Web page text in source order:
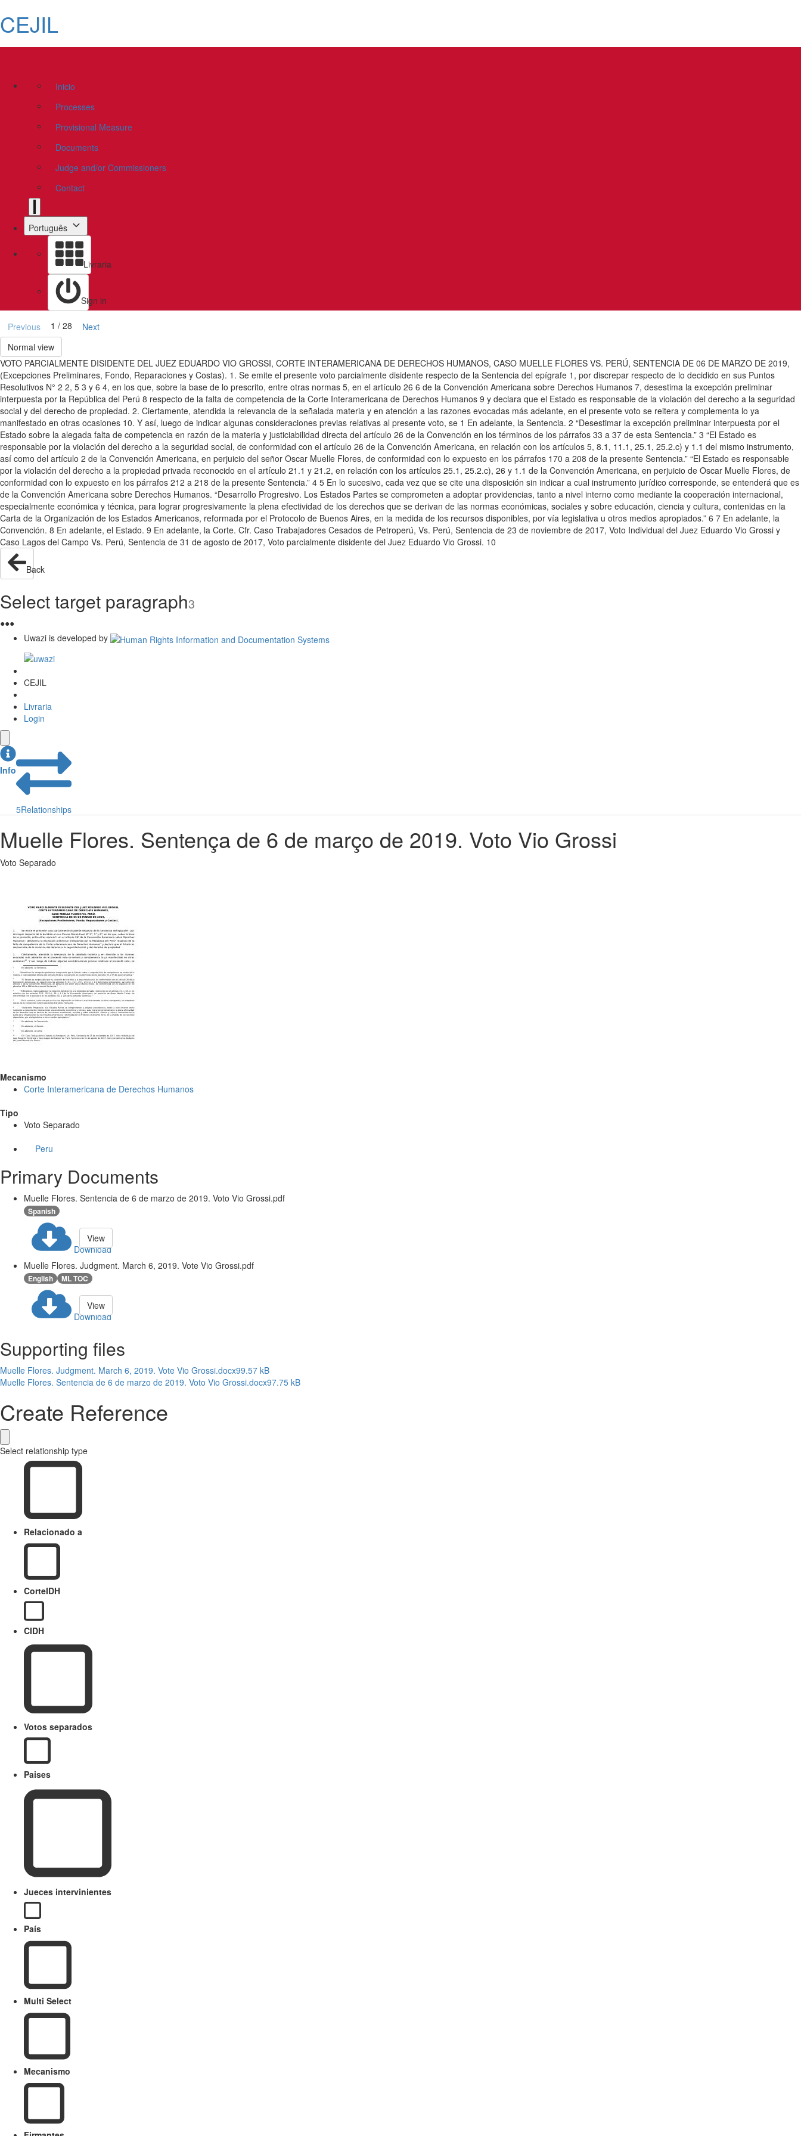
CEJIL
Inicio
Processes
Provisional Measure
Documents
Judge and/or Commissioners
Contact
Português
Livraria
Sign in
Previous 1 / 28
Next
Normal view
VOTO PARCIALMENTE DISIDENTE DEL JUEZ EDUARDO VIO GROSSI, CORTE INTERAMERICANA DE DERECHOS HUMANOS, CASO MUELLE FLORES VS. PERÚ, SENTENCIA DE 06 DE MARZO DE 2019,
(Excepciones Preliminares, Fondo, Reparaciones y Costas). 1. Se emite el presente voto parcialmente disidente respecto de la Sentencia del epígrafe 1, por discrepar respecto de lo decidido en sus Puntos
Resolutivos N° 2 2, 5 3 y 6 4, en los que, sobre la base de lo prescrito, entre otras normas 5, en el artículo 26 6 de la Convención Americana sobre Derechos Humanos 7, desestima la excepción preliminar
interpuesta por la República del Perú 8 respecto de la falta de competencia de la Corte Interamericana de Derechos Humanos 9 y declara que el Estado es responsable de la violación del derecho a la seguridad
social y del derecho de propiedad. 2. Ciertamente, atendida la relevancia de la señalada materia y en atención a las razones evocadas más adelante, en el presente voto se reitera y complementa lo ya
manifestado en otras ocasiones 10. Y así, luego de indicar algunas consideraciones previas relativas al presente voto, se 1 En adelante, la Sentencia. 2 “Desestimar la excepción preliminar interpuesta por el
Estado sobre la alegada falta de competencia en razón de la materia y justiciabilidad directa del artículo 26 de la Convención en los términos de los párrafos 33 a 37 de esta Sentencia.” 3 “El Estado es
responsable por la violación del derecho a la seguridad social, de conformidad con el artículo 26 de la Convención Americana, en relación con los artículos 5, 8.1, 11.1, 25.1, 25.2.c) y 1.1 del mismo instrumento,
así como del artículo 2 de la Convención Americana, en perjuicio del señor Oscar Muelle Flores, de conformidad con lo expuesto en los párrafos 170 a 208 de la presente Sentencia.” “El Estado es responsable
por la violación del derecho a la propiedad privada reconocido en el artículo 21.1 y 21.2, en relación con los artículos 25.1, 25.2.c), 26 y 1.1 de la Convención Americana, en perjuicio de Oscar Muelle Flores, de
conformidad con lo expuesto en los párrafos 212 a 218 de la presente Sentencia.” 4 5 En lo sucesivo, cada vez que se cite una disposición sin indicar a cual instrumento jurídico corresponde, se entenderá que es
de la Convención Americana sobre Derechos Humanos. “Desarrollo Progresivo. Los Estados Partes se comprometen a adoptar providencias, tanto a nivel interno como mediante la cooperación internacional,
especialmente económica y técnica, para lograr progresivamente la plena efectividad de los derechos que se derivan de las normas económicas, sociales y sobre educación, ciencia y cultura, contenidas en la
Carta de la Organización de los Estados Americanos, reformada por el Protocolo de Buenos Aires, en la medida de los recursos disponibles, por vía legislativa u otros medios apropiados.” 6 7 En adelante, la
Convención. 8 En adelante, el Estado. 9 En adelante, la Corte. Cfr. Caso Trabajadores Cesados de Petroperú, Vs. Perú, Sentencia de 23 de noviembre de 2017, Voto Individual del Juez Eduardo Vio Grossi y
Caso Lagos del Campo Vs. Perú, Sentencia de 31 de agosto de 2017, Voto parcialmente disidente del Juez Eduardo Vio Grossi. 10
Back
Select target paragraph3
●●●
Uwazi is developed by
CEJIL
Livraria
Login
Info
5Relationships
Muelle Flores. Sentença de 6 de março de 2019. Voto Vio Grossi
Voto Separado
Mecanismo
Corte Interamericana de Derechos Humanos
Tipo
Voto Separado
Peru
Primary Documents
Muelle Flores. Sentencia de 6 de marzo de 2019. Voto Vio Grossi.pdf
Spanish
Download
View
Muelle Flores. Judgment. March 6, 2019. Vote Vio Grossi.pdf
English ML TOC
Download
View
Supporting files
Muelle Flores. Judgment. March 6, 2019. Vote Vio Grossi.docx99.57 kB
Muelle Flores. Sentencia de 6 de marzo de 2019. Voto Vio Grossi.docx97.75 kB
Create Reference
Select relationship type
Relacionado a
CorteIDH
CIDH
Votos separados
Paises
Jueces intervinientes
País
Multi Select
Mecanismo